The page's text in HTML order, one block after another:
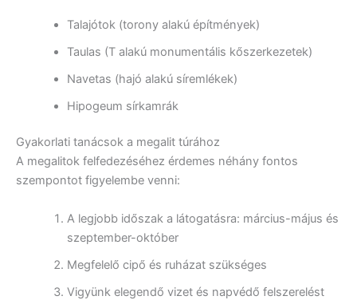
Talajótok (torony alakú építmények)
Taulas (T alakú monumentális kőszerkezetek)
Navetas (hajó alakú síremlékek)
Hipogeum sírkamrák
Gyakorlati tanácsok a megalit túrához
A megalitok felfedezéséhez érdemes néhány fontos
szempontot figyelembe venni:
A legjobb időszak a látogatásra: március-május és
szeptember-október
Megfelelő cipő és ruházat szükséges
Vigyünk elegendő vizet és napvédő felszerelést